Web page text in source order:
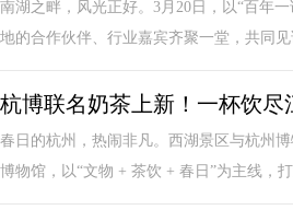
南湖之畔，风光正好。3月20日，以“百年
地的合作伙伴、行业嘉宾齐聚一堂，共同
杭博联名奶茶上新！一杯饮尽
春日的杭州，热闹非凡。西湖景区与杭州
博物馆，以“文物 + 茶饮 + 春日”为主线，